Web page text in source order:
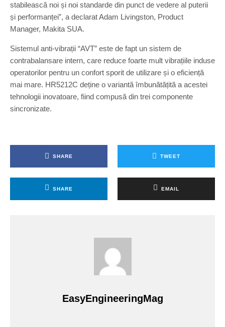
stabilească noi și noi standarde din punct de vedere al puterii
și performanței”, a declarat Adam Livingston, Product
Manager, Makita SUA.
Sistemul anti-vibrații “AVT” este de fapt un sistem de
contrabalansare intern, care reduce foarte mult vibrațiile induse
operatorilor pentru un confort sporit de utilizare și o eficiență
mai mare. HR5212C deține o variantă îmbunătățită a acestei
tehnologii inovatoare, fiind compusă din trei componente
sincronizate.
SHARE TWEET
SHARE EMAIL
EasyEngineeringMag